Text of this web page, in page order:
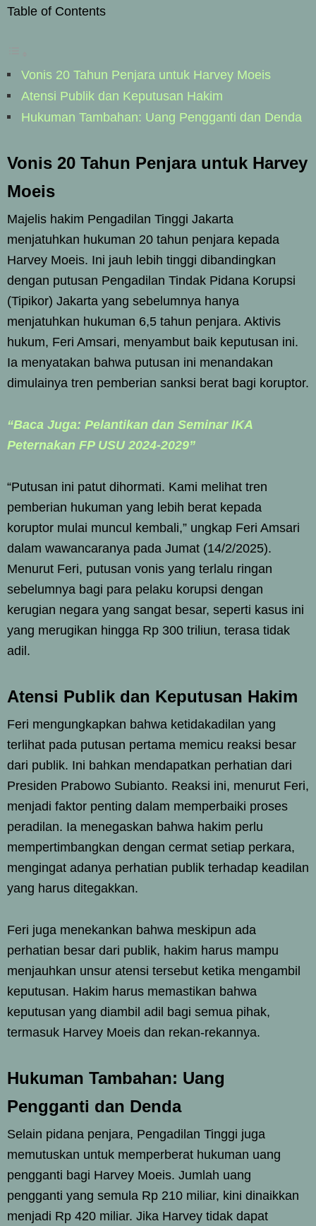
Table of Contents
Vonis 20 Tahun Penjara untuk Harvey Moeis
Atensi Publik dan Keputusan Hakim
Hukuman Tambahan: Uang Pengganti dan Denda
Vonis 20 Tahun Penjara untuk Harvey
Moeis
Majelis hakim Pengadilan Tinggi Jakarta
menjatuhkan hukuman 20 tahun penjara kepada
Harvey Moeis. Ini jauh lebih tinggi dibandingkan
dengan putusan Pengadilan Tindak Pidana Korupsi
(Tipikor) Jakarta yang sebelumnya hanya
menjatuhkan hukuman 6,5 tahun penjara. Aktivis
hukum, Feri Amsari, menyambut baik keputusan ini.
Ia menyatakan bahwa putusan ini menandakan
dimulainya tren pemberian sanksi berat bagi koruptor.
“Baca Juga: Pelantikan dan Seminar IKA
Peternakan FP USU 2024-2029”
“Putusan ini patut dihormati. Kami melihat tren
pemberian hukuman yang lebih berat kepada
koruptor mulai muncul kembali,” ungkap Feri Amsari
dalam wawancaranya pada Jumat (14/2/2025).
Menurut Feri, putusan vonis yang terlalu ringan
sebelumnya bagi para pelaku korupsi dengan
kerugian negara yang sangat besar, seperti kasus ini
yang merugikan hingga Rp 300 triliun, terasa tidak
adil.
Atensi Publik dan Keputusan Hakim
Feri mengungkapkan bahwa ketidakadilan yang
terlihat pada putusan pertama memicu reaksi besar
dari publik. Ini bahkan mendapatkan perhatian dari
Presiden Prabowo Subianto. Reaksi ini, menurut Feri,
menjadi faktor penting dalam memperbaiki proses
peradilan. Ia menegaskan bahwa hakim perlu
mempertimbangkan dengan cermat setiap perkara,
mengingat adanya perhatian publik terhadap keadilan
yang harus ditegakkan.
Feri juga menekankan bahwa meskipun ada
perhatian besar dari publik, hakim harus mampu
menjauhkan unsur atensi tersebut ketika mengambil
keputusan. Hakim harus memastikan bahwa
keputusan yang diambil adil bagi semua pihak,
termasuk Harvey Moeis dan rekan-rekannya.
Hukuman Tambahan: Uang
Pengganti dan Denda
Selain pidana penjara, Pengadilan Tinggi juga
memutuskan untuk memperberat hukuman uang
pengganti bagi Harvey Moeis. Jumlah uang
pengganti yang semula Rp 210 miliar, kini dinaikkan
menjadi Rp 420 miliar. Jika Harvey tidak dapat